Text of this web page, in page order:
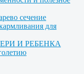
сечение
для
И РЕБЕНКА